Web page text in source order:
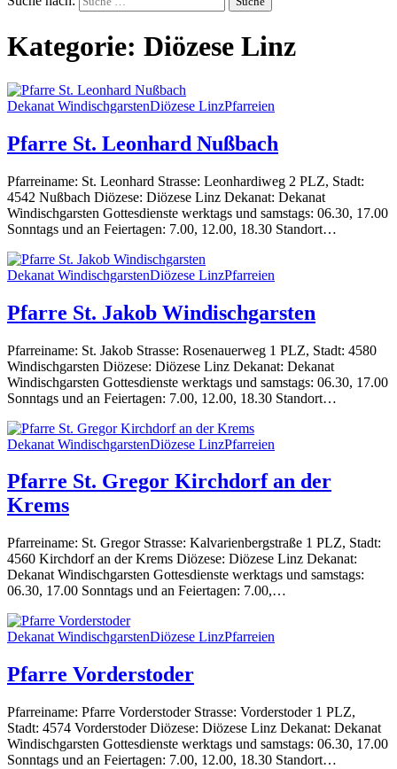
Kategorie: Diözese Linz
Dekanat WindischgarstenDiözese LinzPfarreien
Pfarre St. Leonhard Nußbach
Pfarreiname: St. Leonhard Strasse: Leonhardiweg 2 PLZ, Stadt:
4542 Nußbach Diözese: Diözese Linz Dekanat: Dekanat
Windischgarsten Gottesdienste werktags und samstags: 06.30, 17.00
Sonntags und an Feiertagen: 7.00, 12.00, 18.30 Standort…
Dekanat WindischgarstenDiözese LinzPfarreien
Pfarre St. Jakob Windischgarsten
Pfarreiname: St. Jakob Strasse: Rosenauerweg 1 PLZ, Stadt: 4580
Windischgarsten Diözese: Diözese Linz Dekanat: Dekanat
Windischgarsten Gottesdienste werktags und samstags: 06.30, 17.00
Sonntags und an Feiertagen: 7.00, 12.00, 18.30 Standort…
Dekanat WindischgarstenDiözese LinzPfarreien
Pfarre St. Gregor Kirchdorf an der
Krems
Pfarreiname: St. Gregor Strasse: Kalvarienbergstraße 1 PLZ, Stadt:
4560 Kirchdorf an der Krems Diözese: Diözese Linz Dekanat:
Dekanat Windischgarsten Gottesdienste werktags und samstags:
06.30, 17.00 Sonntags und an Feiertagen: 7.00,…
Dekanat WindischgarstenDiözese LinzPfarreien
Pfarre Vorderstoder
Pfarreiname: Pfarre Vorderstoder Strasse: Vorderstoder 1 PLZ,
Stadt: 4574 Vorderstoder Diözese: Diözese Linz Dekanat: Dekanat
Windischgarsten Gottesdienste werktags und samstags: 06.30, 17.00
Sonntags und an Feiertagen: 7.00, 12.00, 18.30 Standort…